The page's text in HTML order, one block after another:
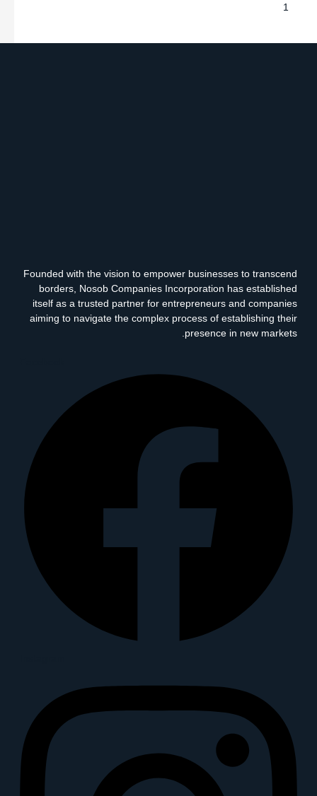
Founded with the vision to empower businesses to transcend
borders, Nosob Companies Incorporation has established
itself as a trusted partner for entrepreneurs and companies
aiming to navigate the complex process of establishing their
presence in new markets.